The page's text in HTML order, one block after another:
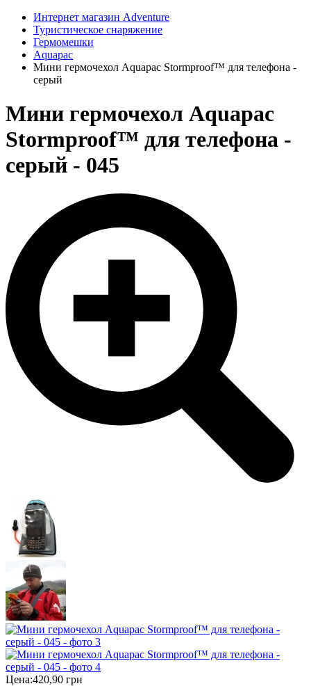
Интернет магазин Adventure
Туристическое снаряжение
Гермомешки
Aquapac
Мини гермочехол Aquapac Stormproof™ для телефона -
серый
Мини гермочехол Aquapac
Stormproof™ для телефона -
серый - 045
Цена:420,90 грн